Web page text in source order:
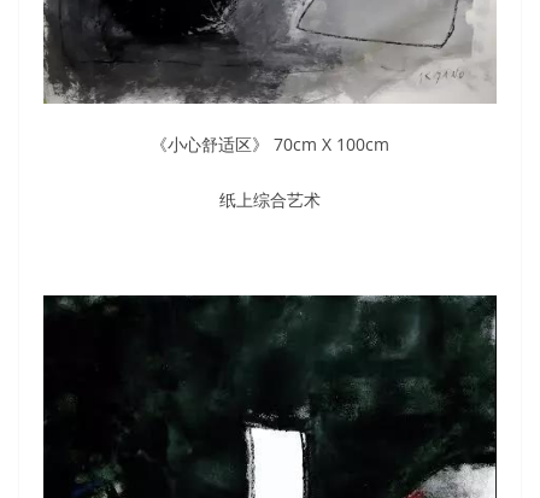
《小心舒适区》 70cm X 100cm
纸上综合艺术